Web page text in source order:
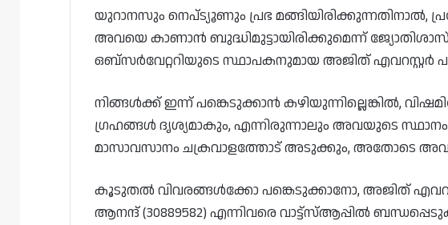
യുറാനസും നെപ്‌ട്യൂണും പ്രഭ മങ്ങിയിരിക്കുന്നതിനാൽ,
അവയെ കാണാൻ ബുദ്ധിമുട്ടായിരിക്കുമെന്ന്
ഒബ്സർവേറ്ററിയുടെ സ്ഥാപകനുമായ അജിത് എവറസ്റ്റർ
നിങ്ങൾക്ക് ഇന്ന് പങ്കെടുക്കാൻ കഴിയുന്നില്ലെങ്കിൽ,
ഗ്രഹങ്ങൾ ദൃശ്യമാകും, എന്നിരുന്നാലും അവയുടെ
മാസാവസാനം ചക്രവാളത്തോട് അടുക്കും, അതോടെ
കൂടുതൽ വിവരങ്ങൾക്കോ ​​പങ്കെടുക്കാനോ, അജിത്
ആനന്ദ് (30889582) എന്നിവരെ വാട്ട്‌സ്ആപ്പിൽ